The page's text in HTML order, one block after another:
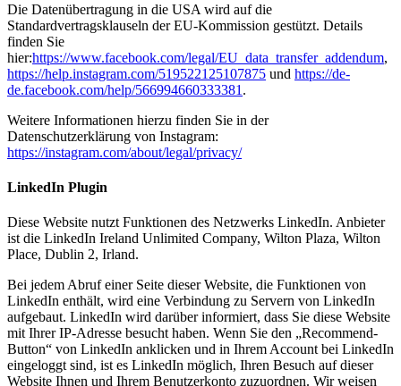
Die Datenübertragung in die USA wird auf die
Standardvertragsklauseln der EU-Kommission gestützt. Details
finden Sie
hier:https://www.facebook.com/legal/EU_data_transfer_addendum,
https://help.instagram.com/519522125107875 und https://de-
de.facebook.com/help/566994660333381 .
Weitere Informationen hierzu finden Sie in der
Datenschutzerklärung von Instagram:
https://instagram.com/about/legal/privacy/
LinkedIn Plugin
Diese Website nutzt Funktionen des Netzwerks LinkedIn. Anbieter
ist die LinkedIn Ireland Unlimited Company, Wilton Plaza, Wilton
Place, Dublin 2, Irland.
Bei jedem Abruf einer Seite dieser Website, die Funktionen von
LinkedIn enthält, wird eine Verbindung zu Servern von LinkedIn
aufgebaut. LinkedIn wird darüber informiert, dass Sie diese Website
mit Ihrer IP-Adresse besucht haben. Wenn Sie den „Recommend-
Button“ von LinkedIn anklicken und in Ihrem Account bei LinkedIn
eingeloggt sind, ist es LinkedIn möglich, Ihren Besuch auf dieser
Website Ihnen und Ihrem Benutzerkonto zuzuordnen. Wir weisen